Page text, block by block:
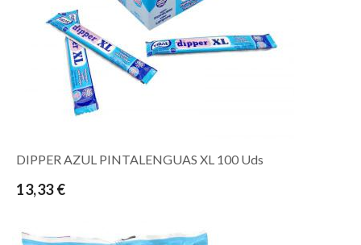
DIPPER AZUL PINTALENGUAS XL 100 Uds
13,33 €